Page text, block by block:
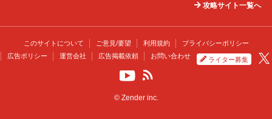
攻略サイト一覧へ
このサイトについて ご意見/要望 利用規約
プライバシーポリシー
広告ポリシー
運営会社 広告掲載依頼 お問い合わせ ライター募集
© Zender inc.